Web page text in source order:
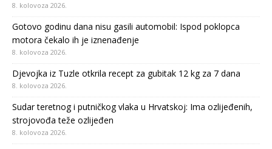
8. kolovoza 2026.
Gotovo godinu dana nisu gasili automobil: Ispod poklopca
motora čekalo ih je iznenađenje
8. kolovoza 2026.
Djevojka iz Tuzle otkrila recept za gubitak 12 kg za 7 dana
8. kolovoza 2026.
Sudar teretnog i putničkog vlaka u Hrvatskoj: Ima ozlijeđenih,
strojovođa teže ozlijeđen
8. kolovoza 2026.